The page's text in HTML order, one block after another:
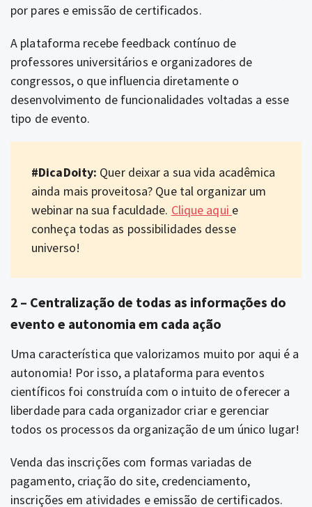
por pares e emissão de certificados.
A plataforma recebe feedback contínuo de
professores universitários e organizadores de
congressos, o que influencia diretamente o
desenvolvimento de funcionalidades voltadas a esse
tipo de evento.
#DicaDoity: Quer deixar a sua vida acadêmica
ainda mais proveitosa? Que tal organizar um
webinar na sua faculdade. Clique aqui e
conheça todas as possibilidades desse
universo!
2 – Centralização de todas as informações do
evento e autonomia em cada ação
Uma característica que valorizamos muito por aqui é a
autonomia! Por isso, a plataforma para eventos
científicos foi construída com o intuito de oferecer a
liberdade para cada organizador criar e gerenciar
todos os processos da organização de um único lugar!
Venda das inscrições com formas variadas de
pagamento, criação do site, credenciamento,
inscrições em atividades e emissão de certificados.